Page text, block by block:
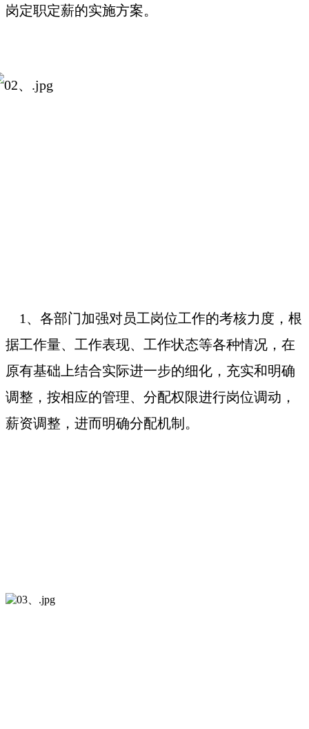
岗定职定薪的实施方案。
1、各部门加强对员工岗位工作的考核力度，根
据工作量、工作表现、工作状态等各种情况，在
原有基础上结合实际进一步的细化，充实和明确
调整，按相应的管理、分配权限进行岗位调动，
薪资调整，进而明确分配机制。